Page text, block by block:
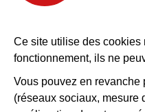
Ce site utilise des cookies
fonctionnement, ils ne
Vous pouvez en revanche
(réseaux sociaux, mesure
Bouton contacter
Plus